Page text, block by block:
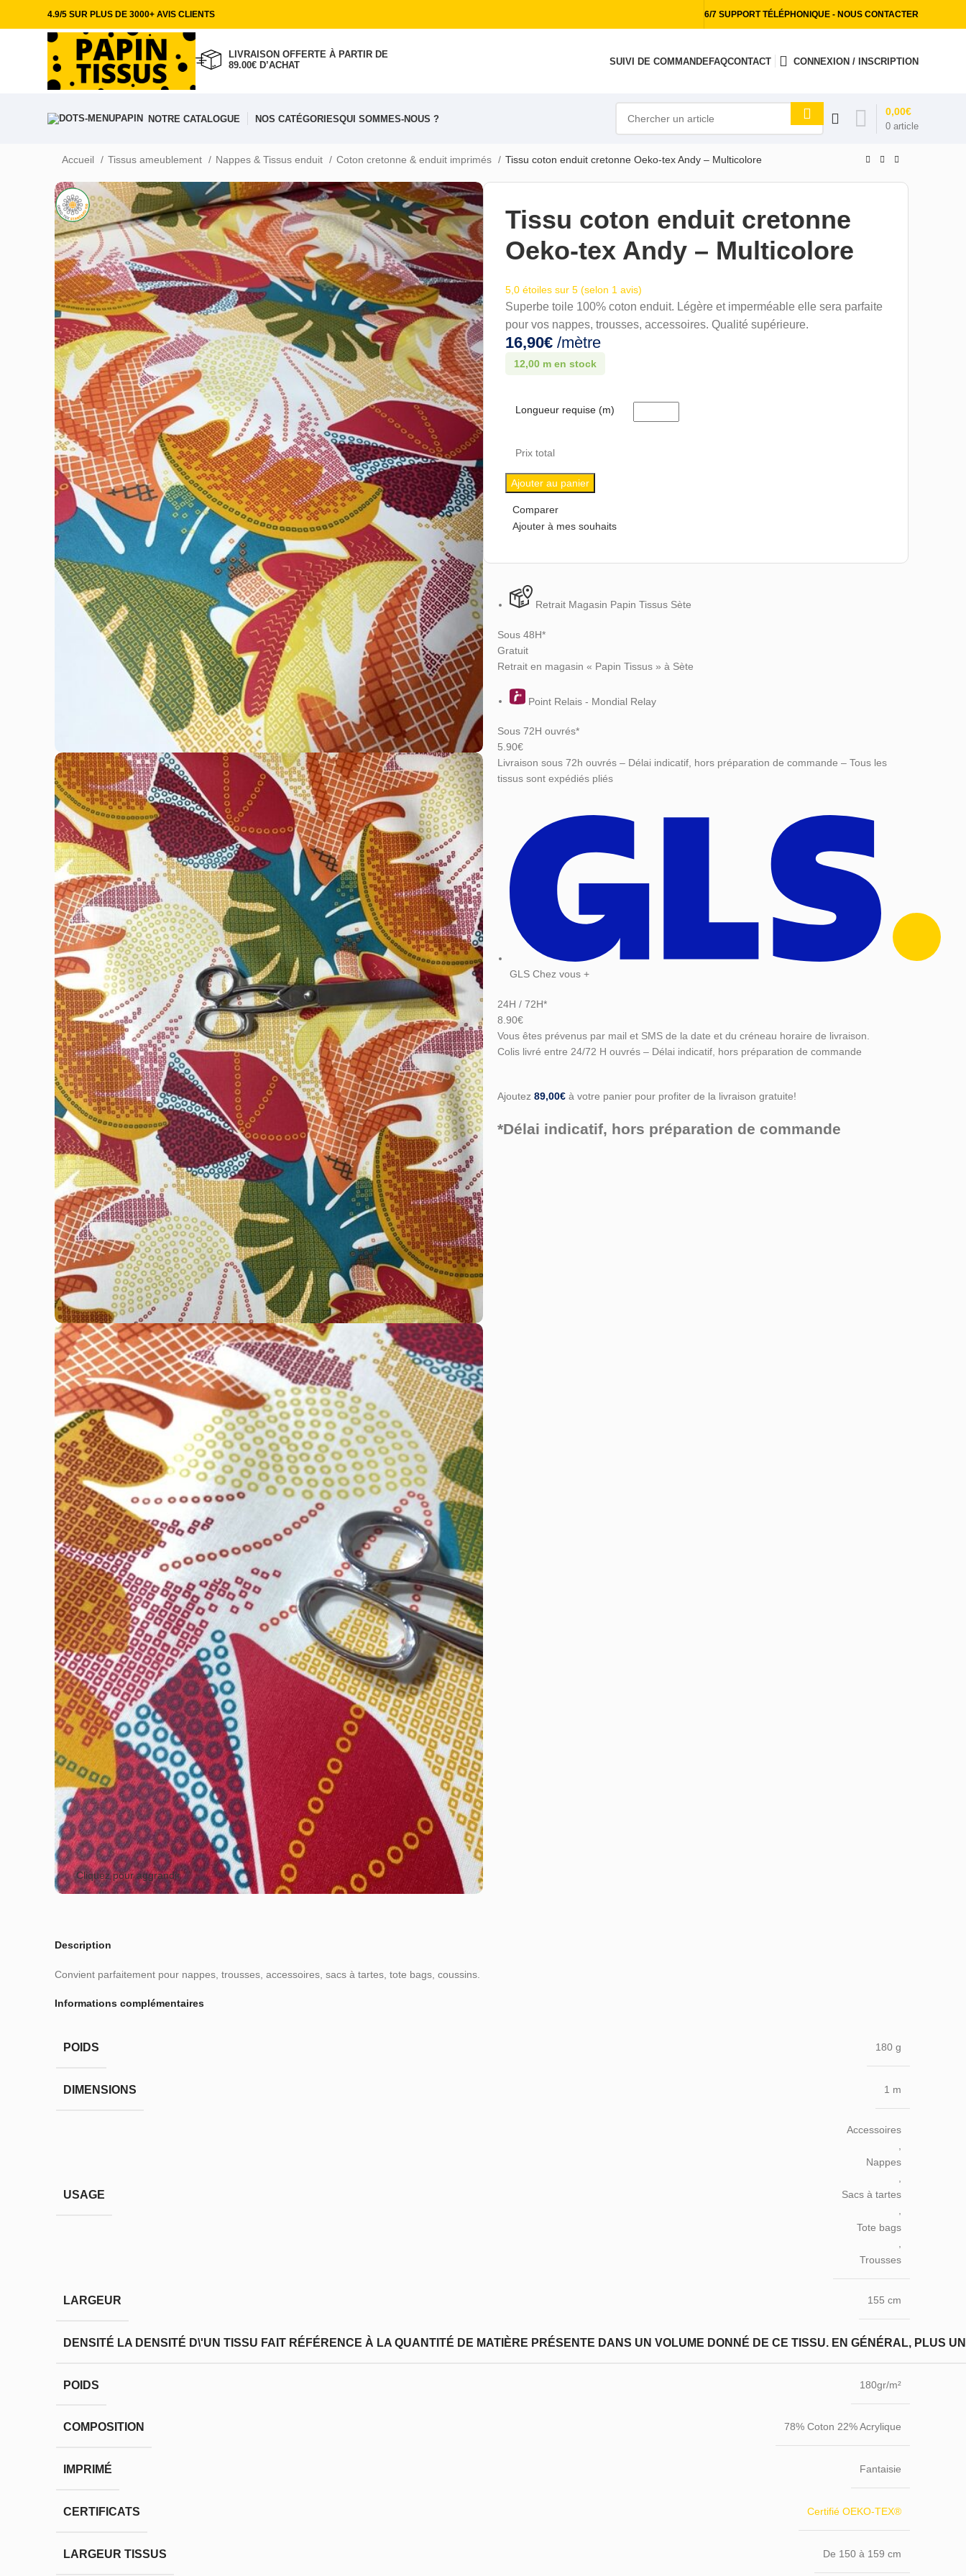
4.9/5 SUR PLUS DE 3000+ AVIS CLIENTS 6/7 SUPPORT TÉLÉPHONIQUE - NOUS CONTACTER
LIVRAISON OFFERTE À PARTIR DE
89.00€ D’ACHAT
SUIVI DE COMMANDEFAQCONTACT CONNEXION / INSCRIPTION
NOTRE CATALOGUE NOS CATÉGORIESQUI SOMMES-NOUS ?
0 article
0,00€
Accueil Tissus ameublement Nappes & Tissus enduit Coton cretonne & enduit imprimés Tissu coton enduit cretonne Oeko-tex Andy – Multicolore
Cliquez pour aggrandir
Tissu coton enduit cretonne
Oeko-tex Andy – Multicolore
5,0 étoiles sur 5 (selon 1 avis)
Superbe toile 100% coton enduit. Légère et imperméable elle sera parfaite
pour vos nappes, trousses, accessoires. Qualité supérieure.
16,90€ /mètre
12,00 m en stock
Longueur requise (m)
Prix total
Ajouter au panier
Comparer
Ajouter à mes souhaits
Retrait Magasin Papin Tissus Sète
Sous 48H*
Gratuit
Retrait en magasin « Papin Tissus » à Sète
Point Relais - Mondial Relay
Sous 72H ouvrés*
5.90€
Livraison sous 72h ouvrés – Délai indicatif, hors préparation de commande – Tous les
tissus sont expédiés pliés
GLS Chez vous +
24H / 72H*
8.90€
Vous êtes prévenus par mail et SMS de la date et du créneau horaire de livraison.
Colis livré entre 24/72 H ouvrés – Délai indicatif, hors préparation de commande
Ajoutez 89,00€ à votre panier pour profiter de la livraison gratuite!
*Délai indicatif, hors préparation de commande
Description
Convient parfaitement pour nappes, trousses, accessoires, sacs à tartes, tote bags, coussins.
Informations complémentaires
POIDS 180 g
DIMENSIONS 1 m
USAGE
Accessoires
Nappes
Sacs à tartes
,
Tote bags
Trousses
LARGEUR 155 cm
DENSITÉ LA DENSITÉ D\'UN TISSU FAIT RÉFÉRENCE À LA QUANTITÉ DE MATIÈRE PRÉSENTE DANS UN VOLUME DONNÉ DE CE TISSU. EN GÉNÉRAL, PLUS
POIDS 180gr/m²
COMPOSITION 78% Coton 22% Acrylique
IMPRIMÉ Fantaisie
CERTIFICATS Certifié OEKO-TEX®
LARGEUR TISSUS De 150 à 159 cm